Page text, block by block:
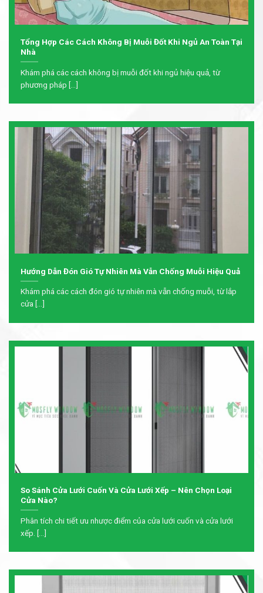
Tổng Hợp Các Cách Không Bị Muỗi Đốt Khi Ngủ An Toàn Tại
Nhà
Khám phá các cách không bị muỗi đốt khi ngủ hiệu quả, từ
phương pháp [...]
Hướng Dẫn Đón Gió Tự Nhiên Mà Vẫn Chống Muỗi Hiệu Quả
Khám phá các cách đón gió tự nhiên mà vẫn chống muỗi, từ lắp
cửa [...]
So Sánh Cửa Lưới Cuốn Và Cửa Lưới Xếp – Nên Chọn Loại
Cửa Nào?
Phân tích chi tiết ưu nhược điểm của cửa lưới cuốn và cửa lưới
xếp. [...]